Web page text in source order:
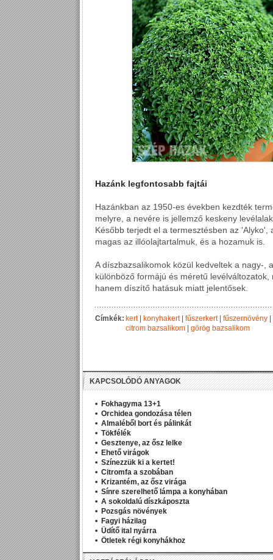
Hazánk legfontosabb fajtái
Hazánkban az 1950-es években kezdték
melyre, a nevére is jellemző keskeny
Később terjedt el a termesztésben az
magas az illóolajtartalmuk, és a hozamuk is.
A díszbazsalikomok közül kedveltek a nagy-,
különböző formájú és méretű
hanem díszítő hatásuk miatt jelentősek.
Címkék: kert| konyhakert| fűszerkert| fűszernövény
citrom bazsalikom
görög bazsalikom
KAPCSOLÓDÓ ANYAGOK
Fokhagyma 13+1
Orchidea gondozása télen
Almaléből bort és pálinkát
Tökfélék
Gesztenye, az ősz lelke
Ehető virágok
Színezzük ki a kertet!
Citromfa a szobában
Krizantém, az ősz virága
Sínre szerelhető lámpa a konyhában
A sokoldalú díszkáposzta
Pozsgás növények
Fagyi házilag
Üdítő ital nyárra
Ötletek régi konyhákhoz